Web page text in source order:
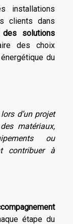
installations
clients dans
solutions
des choix
du
d’un projet
matériaux,
ou
contribuer à
étape du